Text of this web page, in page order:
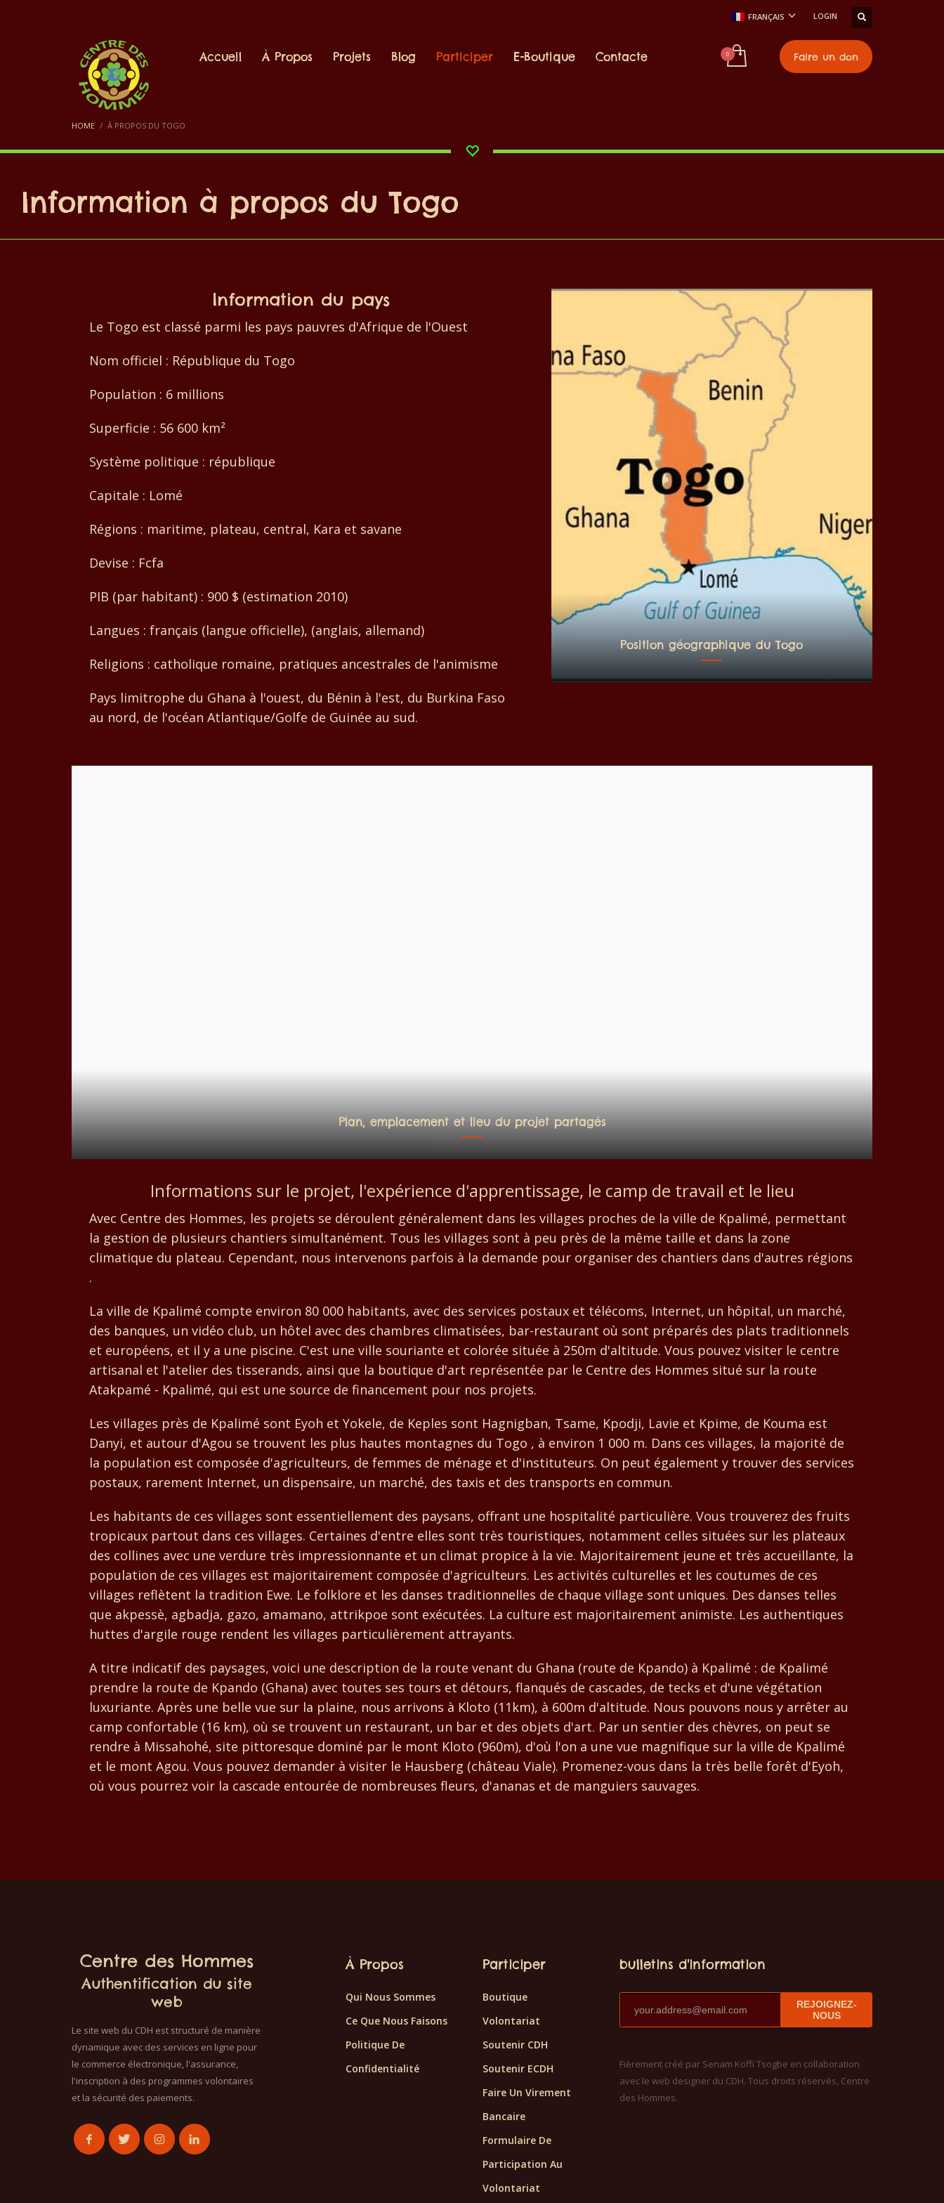
FRANÇAIS LOGIN
Accueil À Propos Projets Blog Participer E-Boutique Contacte Faire un don
HOME À PROPOS DU TOGO
Information à propos du Togo
Information du pays
Le Togo est classé parmi les pays pauvres d'Afrique de l'Ouest
Nom officiel : République du Togo
Population : 6 millions
Superficie : 56 600 km²
Système politique : république
Capitale : Lomé
Régions : maritime, plateau, central, Kara et savane
Devise : Fcfa
PIB (par habitant) : 900 $ (estimation 2010)
Langues : français (langue officielle), (anglais, allemand)
Religions : catholique romaine, pratiques ancestrales de l'animisme
Pays limitrophe du Ghana à l'ouest, du Bénin à l'est, du Burkina Faso
au nord, de l'océan Atlantique/Golfe de Guinée au sud.
Position géographique du Togo
Plan, emplacement et lieu du projet partagés
Informations sur le projet, l'expérience d'apprentissage, le camp de travail et le lieu
Avec Centre des Hommes, les projets se déroulent généralement dans les villages proches de la ville de Kpalimé, permettant
la gestion de plusieurs chantiers simultanément. Tous les villages sont à peu près de la même taille et dans la zone
climatique du plateau. Cependant, nous intervenons parfois à la demande pour organiser des chantiers dans d'autres régions
.
La ville de Kpalimé compte environ 80 000 habitants, avec des services postaux et télécoms, Internet, un hôpital, un marché,
des banques, un vidéo club, un hôtel avec des chambres climatisées, bar-restaurant où sont préparés des plats traditionnels
et européens, et il y a une piscine. C'est une ville souriante et colorée située à 250m d'altitude. Vous pouvez visiter le centre
artisanal et l'atelier des tisserands, ainsi que la boutique d'art représentée par le Centre des Hommes situé sur la route
Atakpamé - Kpalimé, qui est une source de financement pour nos projets.
Les villages près de Kpalimé sont Eyoh et Yokele, de Keples sont Hagnigban, Tsame, Kpodji, Lavie et Kpime, de Kouma est
Danyi, et autour d'Agou se trouvent les plus hautes montagnes du Togo , à environ 1 000 m. Dans ces villages, la majorité de
la population est composée d'agriculteurs, de femmes de ménage et d'instituteurs. On peut également y trouver des services
postaux, rarement Internet, un dispensaire, un marché, des taxis et des transports en commun.
Les habitants de ces villages sont essentiellement des paysans, offrant une hospitalité particulière. Vous trouverez des fruits
tropicaux partout dans ces villages. Certaines d'entre elles sont très touristiques, notamment celles situées sur les plateaux
des collines avec une verdure très impressionnante et un climat propice à la vie. Majoritairement jeune et très accueillante, la
population de ces villages est majoritairement composée d'agriculteurs. Les activités culturelles et les coutumes de ces
villages reflètent la tradition Ewe. Le folklore et les danses traditionnelles de chaque village sont uniques. Des danses telles
que akpessè, agbadja, gazo, amamano, attrikpoe sont exécutées. La culture est majoritairement animiste. Les authentiques
huttes d'argile rouge rendent les villages particulièrement attrayants.
A titre indicatif des paysages, voici une description de la route venant du Ghana (route de Kpando) à Kpalimé : de Kpalimé
prendre la route de Kpando (Ghana) avec toutes ses tours et détours, flanqués de cascades, de tecks ​​et d'une végétation
luxuriante. Après une belle vue sur la plaine, nous arrivons à Kloto (11km), à 600m d'altitude. Nous pouvons nous y arrêter au
camp confortable (16 km), où se trouvent un restaurant, un bar et des objets d'art. Par un sentier des chèvres, on peut se
rendre à Missahohé, site pittoresque dominé par le mont Kloto (960m), d'où l'on a une vue magnifique sur la ville de Kpalimé
et le mont Agou. Vous pouvez demander à visiter le Hausberg (château Viale). Promenez-vous dans la très belle forêt d'Eyoh,
où vous pourrez voir la cascade entourée de nombreuses fleurs, d'ananas et de manguiers sauvages.
Centre des Hommes
Authentification du site
web
Le site web du CDH est structuré de manière
dynamique avec des services en ligne pour
le commerce électronique, l'assurance,
l'inscription à des programmes volontaires
et la sécurité des paiements.
À Propos
Qui Nous Sommes
Ce Que Nous Faisons
Politique De
Confidentialité
Participer
Boutique
Volontariat
Soutenir CDH
Soutenir ECDH
Faire Un Virement
Bancaire
Formulaire De
Participation Au
Volontariat
bulletins d'information
REJOIGNEZ-
NOUS
Fièrement créé par Senam Koffi Tsogbe en collaboration
avec le web designer du CDH. Tous droits réservés, Centre
des Hommes.